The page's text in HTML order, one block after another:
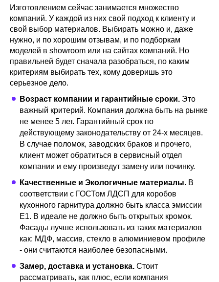
5 Грета Смотреть
6 Рими Смотреть
Анонс Смотреть
9 Мария Смотреть
Леруа Мерлен Смотреть
Лорена
Изготовлением сейчас занимается множество
компаний. У каждой из них свой подход к клиенту и
свой выбор материалов. Выбирать можно и, даже
нужно, и по хорошим отзывам, и по подборкам
моделей в showroom или на сайтах компаний. Но
правильней будет сначала разобраться, по каким
критериям выбирать тех, кому доверишь это
серьезное дело.
Возраст компании и гарантийные сроки. Это
важный критерий. Компания должна быть на рынке
не менее 5 лет. Гарантийный срок по
действующему законодательству от 24-х месяцев.
В случае поломок, заводских браков и прочего,
клиент может обратиться в сервисный отдел
компании и ему произведут замену или починку.
Качественные и Экологичные материалы. В
соответствии с ГОСТом ЛДСП для коробов
кухонного гарнитура должно быть класса эмиссии
Е1. В идеале не должно быть открытых кромок.
Фасады лучше использовать из таких материалов
как: МДФ, массив, стекло в алюминиевом профиле
- они считаются наиболее безопасными.
Замер, доставка и установка. Стоит
рассматривать, как плюс, если компания